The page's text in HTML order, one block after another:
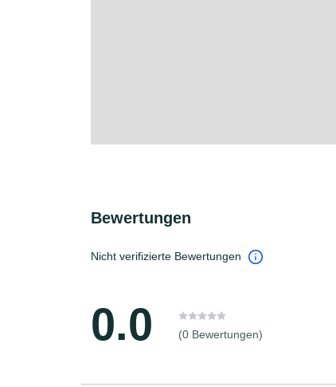
Bewertungen
Nicht verifizierte Bewertungen
0.0 (0 Bewertungen)